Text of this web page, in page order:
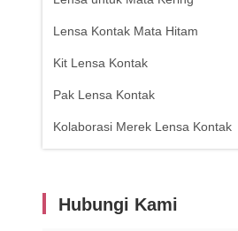
Lensa Kontak Mata Hitam
Kit Lensa Kontak
Pak Lensa Kontak
Kolaborasi Merek Lensa Kontak
Hubungi Kami